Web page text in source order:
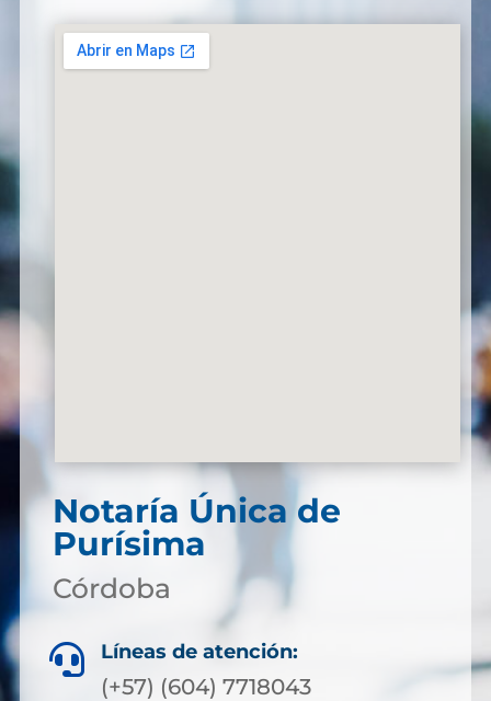
Notaría Única de
Purísima
Córdoba
 Líneas de atención:
(+57) (604) 7718043